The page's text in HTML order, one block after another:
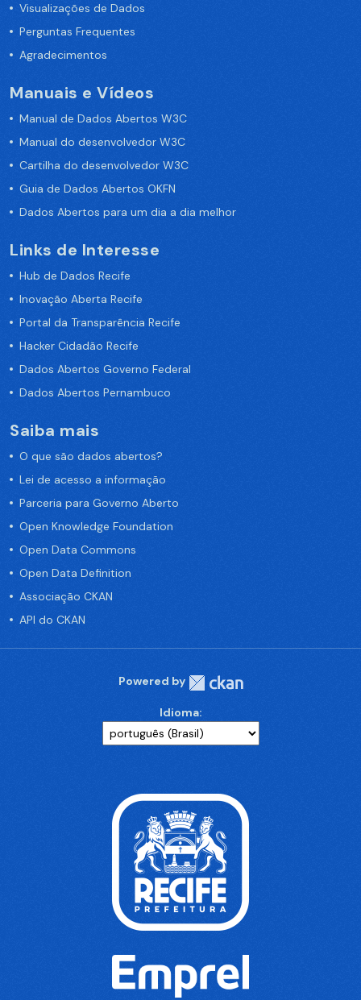
Visualizações de Dados
Perguntas Frequentes
Agradecimentos
Manuais e Vídeos
Manual de Dados Abertos W3C
Manual do desenvolvedor W3C
Cartilha do desenvolvedor W3C
Guia de Dados Abertos OKFN
Dados Abertos para um dia a dia melhor
Links de Interesse
Hub de Dados Recife
Inovação Aberta Recife
Portal da Transparência Recife
Hacker Cidadão Recife
Dados Abertos Governo Federal
Dados Abertos Pernambuco
Saiba mais
O que são dados abertos?
Lei de acesso a informação
Parceria para Governo Aberto
Open Knowledge Foundation
Open Data Commons
Open Data Definition
Associação CKAN
API do CKAN
Powered by
Idioma